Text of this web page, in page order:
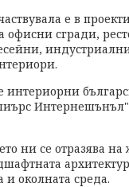
е в
офисни сгради,
ни се отразява
околната среда.